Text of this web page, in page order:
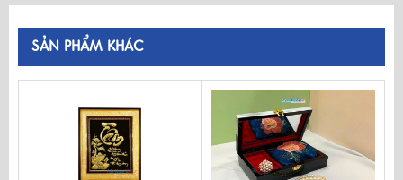
SẢN PHẨM KHÁC